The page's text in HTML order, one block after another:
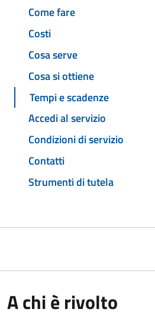
Come fare
Costi
Cosa serve
Cosa si ottiene
Tempi e scadenze
Accedi al servizio
Condizioni di servizio
Contatti
Strumenti di tutela
A chi è rivolto